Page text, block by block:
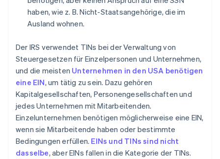
haben, wie z. B. Nicht-Staatsangehörige, die im
Ausland wohnen.
Der IRS verwendet TINs bei der Verwaltung von
Steuergesetzen für Einzelpersonen und Unternehmen,
und die meisten Unternehmen in den USA benötigen
eine EIN, um tätig zu sein. Dazu gehören
Kapitalgesellschaften, Personengesellschaften und
jedes Unternehmen mit Mitarbeitenden.
Einzelunternehmen benötigen möglicherweise eine EIN,
wenn sie Mitarbeitende haben oder bestimmte
Bedingungen erfüllen. EINs und TINs sind nicht
dasselbe, aber EINs fallen in die Kategorie der TINs.